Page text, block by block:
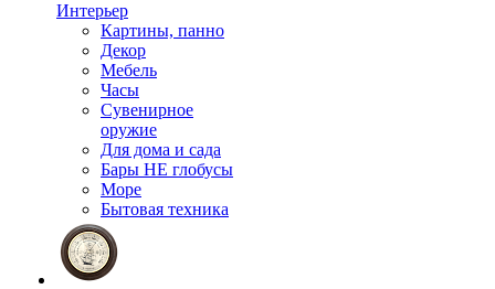
Интерьер
Картины, панно
Декор
Мебель
Часы
Сувенирное
оружие
Для дома и сада
Бары НЕ глобусы
Море
Бытовая техника